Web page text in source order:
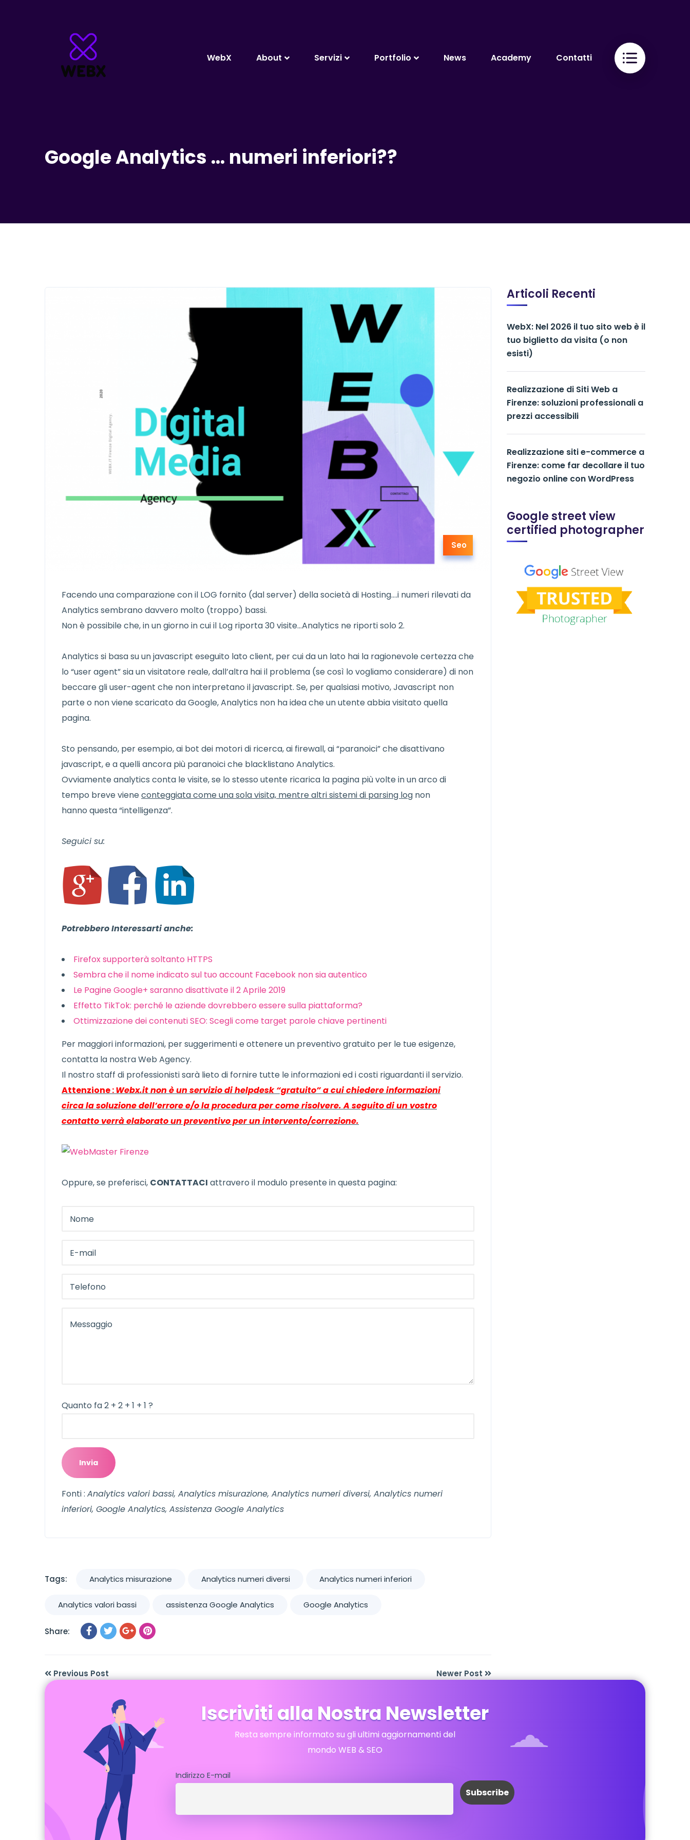
WebX About Servizi Portfolio News Academy Contatti
Google Analytics … numeri inferiori??
Seo
Facendo una comparazione con il LOG fornito (dal server) della società di Hosting….i numeri rilevati da
Analytics sembrano davvero molto (troppo) bassi.
Non è possibile che, in un giorno in cui il Log riporta 30 visite…Analytics ne riporti solo 2.
Analytics si basa su un javascript eseguito lato client, per cui da un lato hai la ragionevole certezza che
lo “user agent” sia un visitatore reale, dall’altra hai il problema (se così lo vogliamo considerare) di non
beccare gli user-agent che non interpretano il javascript. Se, per qualsiasi motivo, Javascript non
parte o non viene scaricato da Google, Analytics non ha idea che un utente abbia visitato quella
pagina.
Sto pensando, per esempio, ai bot dei motori di ricerca, ai firewall, ai “paranoici” che disattivano
javascript, e a quelli ancora più paranoici che blacklistano Analytics.
Ovviamente analytics conta le visite, se lo stesso utente ricarica la pagina più volte in un arco di
tempo breve vieneconteggiata come una sola visita, mentre altri sistemi di parsing log non
hanno questa “intelligenza”.
Seguici su:
Potrebbero Interessarti anche:
Firefox supporterà soltanto HTTPS
Sembra che il nome indicato sul tuo account Facebook non sia autentico
Le Pagine Google+ saranno disattivate il 2 Aprile 2019
Effetto TikTok: perché le aziende dovrebbero essere sulla piattaforma?
Ottimizzazione dei contenuti SEO: Scegli come target parole chiave pertinenti
Per maggiori informazioni, per suggerimenti e ottenere un preventivo gratuito per le tue esigenze,
contatta la nostra Web Agency.
Il nostro staff di professionisti sarà lieto di fornire tutte le informazioni ed i costi riguardanti il servizio.
Attenzione :Webx.it non è un servizio di helpdesk “gratuito” a cui chiedere informazioni
circa la soluzione dell’errore e/o la procedura per come risolvere. A seguito di un vostro
contatto verrà elaborato un preventivo per un intervento/correzione.
Oppure, se preferisci, CONTATTACI attravero il modulo presente in questa pagina:
Quanto fa 2 + 2 + 1 + 1 ?
Fonti : Analytics valori bassi, Analytics misurazione, Analytics numeri diversi, Analytics numeri
inferiori, Google Analytics, Assistenza Google Analytics
Tags: Analytics misurazione Analytics numeri diversi Analytics numeri inferiori
Analytics valori bassi assistenza Google Analytics Google Analytics
Share:
Previous Post Newer Post
Articoli Recenti
WebX: Nel 2026 il tuo sito web è il
tuo biglietto da visita (o non
esisti)
Realizzazione di Siti Web a
Firenze: soluzioni professionali a
prezzi accessibili
Realizzazione siti e-commerce a
Firenze: come far decollare il tuo
negozio online con WordPress
Google street view
certified photographer
Iscriviti alla Nostra Newsletter
Resta sempre informato su gli ultimi aggiornamenti del
mondo WEB & SEO
Indirizzo E-mail